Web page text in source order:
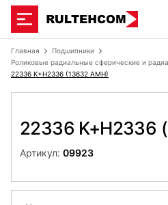
Главная
Подшипники
Роликовые радиальные сферические и
22336 K+H2336 (13632 AMH)
22336 K+H2336
Артикул: 09923